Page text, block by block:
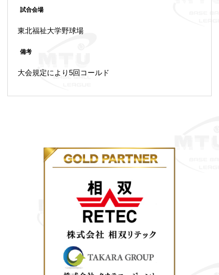
試合会場
東北福祉大学野球場
備考
大会規定により5回コールド